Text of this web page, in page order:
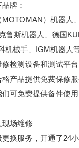
牌：
MOTOMAN）机器人
鲁斯机器人、德国
机械手、IGM机器人
检测设备和测试平
产品提供免费保修服
可免费提供备件使
场维修
换服务，开通了24